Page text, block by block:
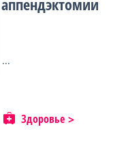
аппендэктомии
...
Здоровье